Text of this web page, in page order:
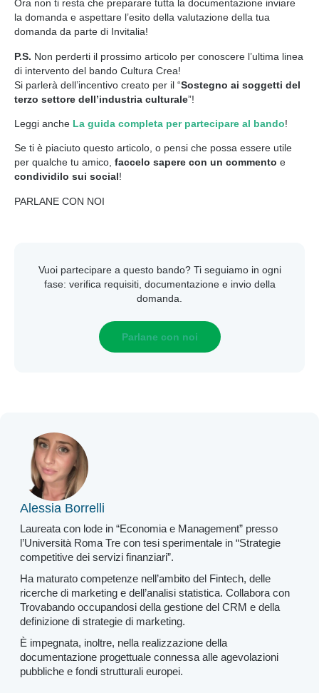
Ora non ti resta che preparare tutta la documentazione inviare
la domanda e aspettare l’esito della valutazione della tua
domanda da parte di Invitalia!
P.S. Non perderti il prossimo articolo per conoscere l’ultima linea
di intervento del bando Cultura Crea!
Si parlerà dell’incentivo creato per il “Sostegno ai soggetti del
terzo settore dell’industria culturale”!
Leggi anche La guida completa per partecipare al bando!
Se ti è piaciuto questo articolo, o pensi che possa essere utile
per qualche tu amico, faccelo sapere con un commento e
condividilo sui social!
PARLANE CON NOI
Vuoi partecipare a questo bando? Ti seguiamo in ogni
fase: verifica requisiti, documentazione e invio della
domanda.
Parlane con noi
Alessia Borrelli
Laureata con lode in “Economia e Management” presso
l’Università Roma Tre con tesi sperimentale in “Strategie
competitive dei servizi finanziari”.
Ha maturato competenze nell’ambito del Fintech, delle
ricerche di marketing e dell’analisi statistica. Collabora con
Trovabando occupandosi della gestione del CRM e della
definizione di strategie di marketing.
È impegnata, inoltre, nella realizzazione della
documentazione progettuale connessa alle agevolazioni
pubbliche e fondi strutturali europei.